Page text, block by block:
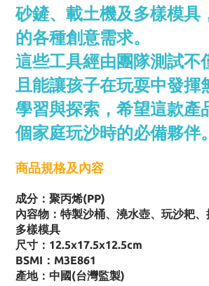
砂鏟、載土機及多樣模具
的各種創意需求。
這些工具經由團隊測試不
且能讓孩子在玩耍中發揮
學習與探索，希望這款產
個家庭玩沙時的必備夥伴。
商品規格及內容
成分：聚丙烯(PP)
內容物：特製沙桶、澆水壺、玩沙耙、
多樣模具
尺寸：12.5x17.5x12.5cm
BSMI：M3E861
產地：中國(台灣監製)